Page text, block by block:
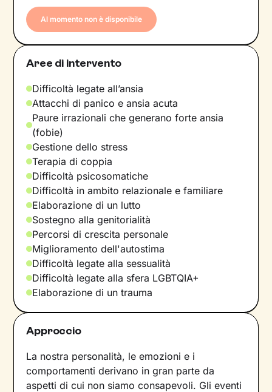
Al momento non è disponibile
Aree di intervento
Difficoltà legate all’ansia
Attacchi di panico e ansia acuta
Paure irrazionali che generano forte ansia
(fobie)
Gestione dello stress
Terapia di coppia
Difficoltà psicosomatiche
Difficoltà in ambito relazionale e familiare
Elaborazione di un lutto
Sostegno alla genitorialità
Percorsi di crescita personale
Miglioramento dell'autostima
Difficoltà legate alla sessualità
Difficoltà legate alla sfera LGBTQIA+
Elaborazione di un trauma
Approccio
La nostra personalità, le emozioni e i
comportamenti derivano in gran parte da
aspetti di cui non siamo consapevoli. Gli eventi